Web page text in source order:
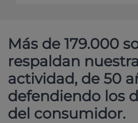
Más de 179.000
respaldan nuestra
actividad, de 50
defendiendo los
del consumidor.